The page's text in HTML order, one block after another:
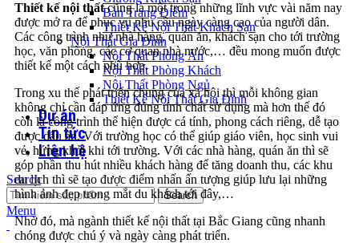
Bàn Trang Điểm
Thiết Kế Nội Thất Khách Sạn
Nội Thất Gia Đình
Nội Thất Phòng Ăn
Nội Thất Phòng Khách
Nội Thất Phòng Ngủ
Thiết Kế Nội Thất Gia Đình
Dự án
Tin tức
Liên hệ
Search
Search
Menu
Thiết kế nội thấtcũng là một trong những lĩnh vực vài năm nay
được mở ra để phục vụ nhu cầu ngày càng cao của người dân.
Các công trình như nhà hàng, quán ăn, khách sạn cho tới trường
học, văn phòng, các cơ quan nhà nước,… đều mong muốn được
thiết kế một cách phù hợp.
Trong xu thế phát triển chung của xã hội thì mỗi không gian
không chỉ cần đáp ứng đúng tính chất sử dụng mà hơn thế đó
còn là công trình thể hiện được cá tính, phong cách riêng, dễ tạo
được dấu ấn. Với trường học có thể giúp giáo viên, học sinh vui
vẻ, hứng khởi khi tới trường. Với các nhà hàng, quán ăn thì sẽ
góp phần thu hút nhiều khách hàng để tăng doanh thu, các khu
du lịch thì sẽ tạo được điểm nhấn ấn tượng giúp lưu lại những
hình ảnh đẹp trong mắt du khách tới đây,…
Nhờ đó, mà ngành thiết kế nội thất tại Bắc Giang cũng nhanh
chóng được chú ý và ngày càng phát triển.